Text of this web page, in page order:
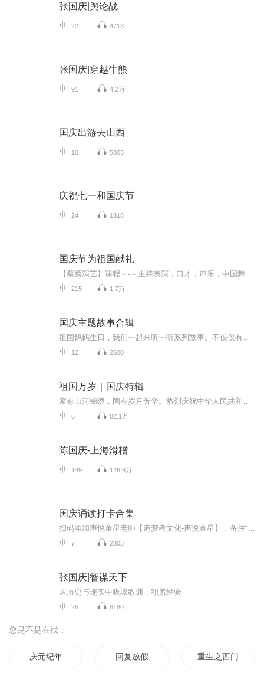
张国庆|舆论战
22 4713
张国庆|穿越牛熊
91 4.2万
国庆出游去山西
10 5805
庆祝七一和国庆节
24 1818
国庆节为祖国献礼
215 1.7万
国庆主题故事合辑
12 2600
祖国万岁｜国庆特辑
6 82.1万
陈国庆-上海滑稽
149 126.8万
国庆诵读打卡合集
7 2303
张国庆|智谋天下
从历史与现实中吸取教训，积累经验
25 8180
您是不是在找：
庆元纪年 回复放假 重生之西门庆